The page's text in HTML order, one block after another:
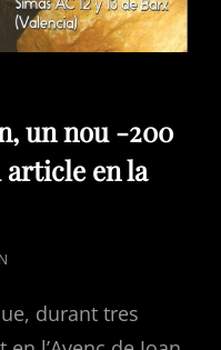
un nou -200
article en la
durant tres